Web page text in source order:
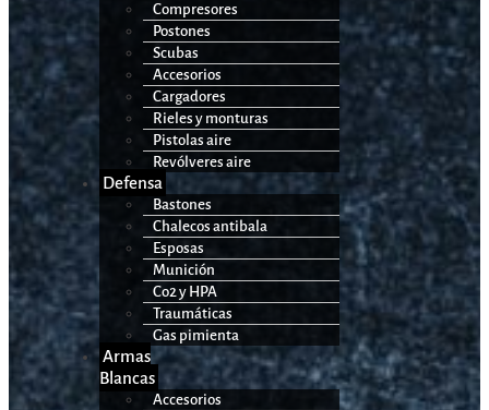
Compresores
Postones
Scubas
Accesorios
Cargadores
Rieles y monturas
Pistolas aire
Revólveres aire
Defensa
Bastones
Chalecos antibala
Esposas
Munición
Co2 y HPA
Traumáticas
Gas pimienta
Armas
Blancas
Accesorios